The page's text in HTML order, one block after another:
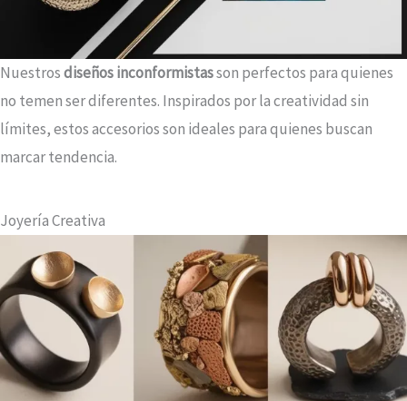
Nuestrosdiseños inconformistasson perfectos para quienes
no temen ser diferentes. Inspirados por la creatividad sin
límites, estos accesorios son ideales para quienes buscan
marcar tendencia.
Joyería Creativa